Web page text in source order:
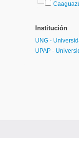
Institución
UNG -